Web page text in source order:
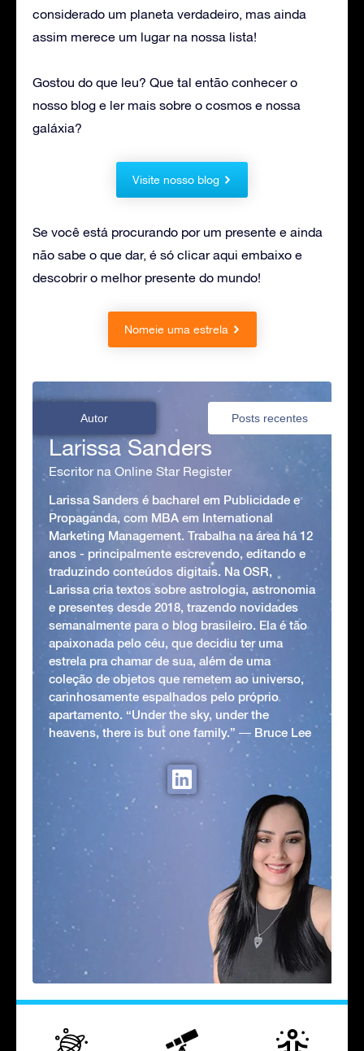
considerado um planeta verdadeiro, mas ainda
assim merece um lugar na nossa lista!
Gostou do que leu? Que tal então conhecer o
nosso blog e ler mais sobre o cosmos e nossa
galáxia?
Visite nosso blog
Se você está procurando por um presente e ainda
não sabe o que dar, é só clicar aqui embaixo e
descobrir o melhor presente do mundo!
Nomeie uma estrela
Autor Posts recentes
Larissa Sanders
Escritor na Online Star Register
Larissa Sanders é bacharel em Publicidade e
Propaganda, com MBA em International
Marketing Management. Trabalha na área há 12
anos - principalmente escrevendo, editando e
traduzindo conteúdos digitais. Na OSR,
Larissa cria textos sobre astrologia, astronomia
e presentes desde 2018, trazendo novidades
semanalmente para o blog brasileiro. Ela é tão
apaixonada pelo céu, que decidiu ter uma
estrela pra chamar de sua, além de uma
coleção de objetos que remetem ao universo,
carinhosamente espalhados pelo próprio
apartamento. “Under the sky, under the
heavens, there is but one family.” ― Bruce Lee